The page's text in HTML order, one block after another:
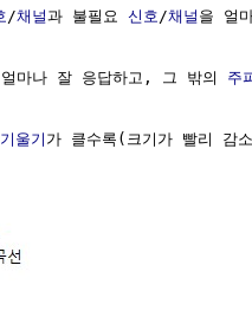
/채널과 불필요 신호 /채널 을 얼
마나 잘 응답하고, 그 밖의 주
기울기 가 클수록(크기가 빨리 감